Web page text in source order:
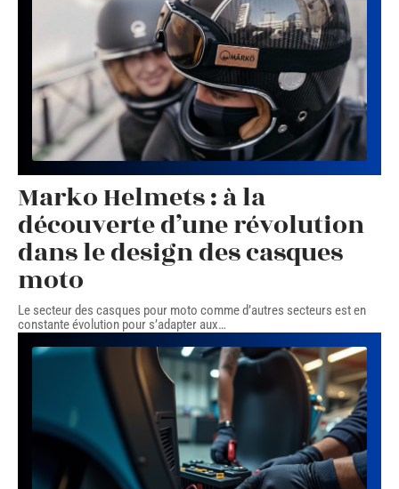
Marko Helmets : à la
découverte d’une révolution
dans le design des casques
moto
Le secteur des casques pour moto comme d’autres secteurs est en
constante évolution pour s’adapter aux…